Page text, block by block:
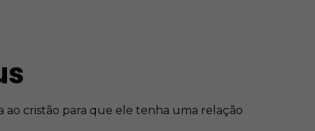
ao cristão para que ele tenha uma relação